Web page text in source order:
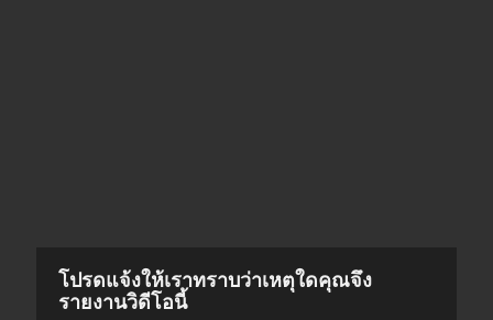
โปรดแจ้งให้เราทราบว่าเหตุใดคุณจึง
รายงานวิดีโอนี้